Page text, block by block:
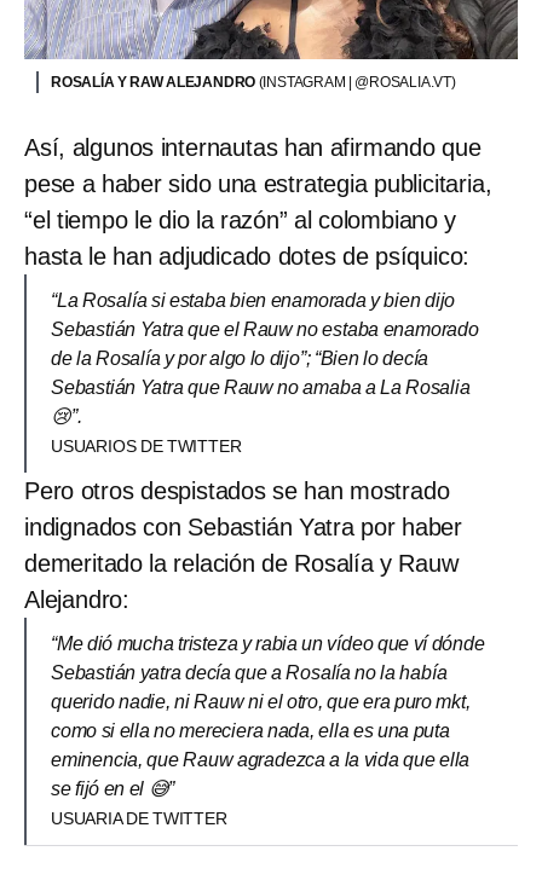
ROSALÍA Y RAW ALEJANDRO (INSTAGRAM | @ROSALIA.VT)
Así, algunos internautas han afirmando que
pese a haber sido una estrategia publicitaria,
“el tiempo le dio la razón” al colombiano y
hasta le han adjudicado dotes de psíquico:
“La Rosalía si estaba bien enamorada y bien dijo
Sebastián Yatra que el Rauw no estaba enamorado
de la Rosalía y por algo lo dijo”; “Bien lo decía
Sebastián Yatra que Rauw no amaba a La Rosalia
😢”.
USUARIOS DE TWITTER
Pero otros despistados se han mostrado
indignados con Sebastián Yatra por haber
demeritado la relación de Rosalía y Rauw
Alejandro:
“Me dió mucha tristeza y rabia un vídeo que ví dónde
Sebastián yatra decía que a Rosalía no la había
querido nadie, ni Rauw ni el otro, que era puro mkt,
como si ella no mereciera nada, ella es una puta
eminencia, que Rauw agradezca a la vida que ella
se fijó en el 😅”
USUARIA DE TWITTER